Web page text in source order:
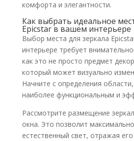
комфорта и элегантности.
Как выбрать идеальное
Epicstar в вашем интерьере
Выбор места для зеркала
интерьере требует
как это не просто предмет
который может визуально
Начните с определения
наиболее функциональным и
Рассмотрите размещение
окна. Это позволит
естественный свет, отражая